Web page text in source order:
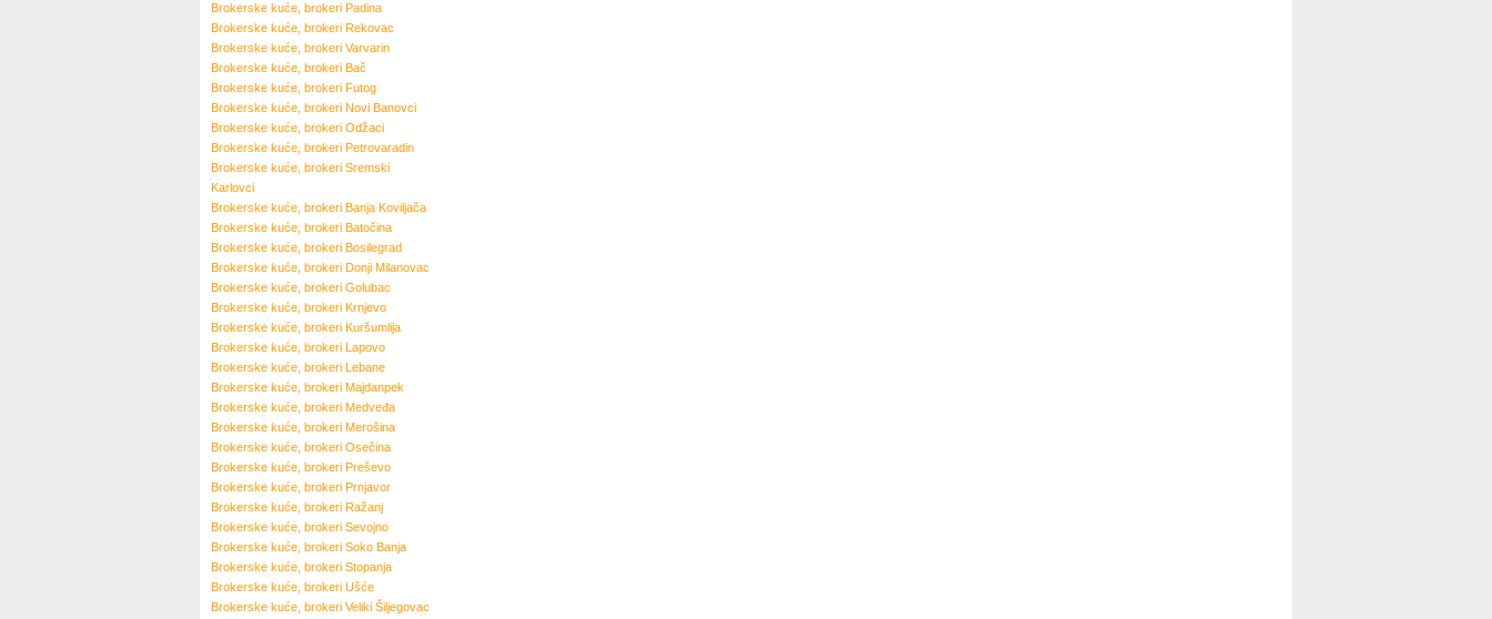
Brokerske kuće, brokeri Padina
Brokerske kuće, brokeri Rekovac
Brokerske kuće, brokeri Varvarin
Brokerske kuće, brokeri Bač
Brokerske kuće, brokeri Futog
Brokerske kuće, brokeri Novi Banovci
Brokerske kuće, brokeri Odžaci
Brokerske kuće, brokeri Petrovaradin
Brokerske kuće, brokeri Sremski
Karlovci
Brokerske kuće, brokeri Banja Koviljača
Brokerske kuće, brokeri Batočina
Brokerske kuće, brokeri Bosilegrad
Brokerske kuće, brokeri Donji Milanovac
Brokerske kuće, brokeri Golubac
Brokerske kuće, brokeri Krnjevo
Brokerske kuće, brokeri Kuršumlija
Brokerske kuće, brokeri Lapovo
Brokerske kuće, brokeri Lebane
Brokerske kuće, brokeri Majdanpek
Brokerske kuće, brokeri Medveđa
Brokerske kuće, brokeri Merošina
Brokerske kuće, brokeri Osečina
Brokerske kuće, brokeri Preševo
Brokerske kuće, brokeri Prnjavor
Brokerske kuće, brokeri Ražanj
Brokerske kuće, brokeri Sevojno
Brokerske kuće, brokeri Soko Banja
Brokerske kuće, brokeri Stopanja
Brokerske kuće, brokeri Ušće
Brokerske kuće, brokeri Veliki Šiljegovac